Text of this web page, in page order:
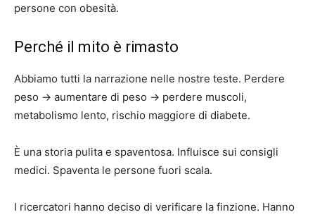
persone con obesità.
Perché il mito è rimasto
Abbiamo tutti la narrazione nelle nostre teste. Perdere
peso -> aumentare di peso -> perdere muscoli,
metabolismo lento, rischio maggiore di diabete.
È una storia pulita e spaventosa. Influisce sui consigli
medici. Spaventa le persone fuori scala.
I ricercatori hanno deciso di verificare la finzione. Hanno